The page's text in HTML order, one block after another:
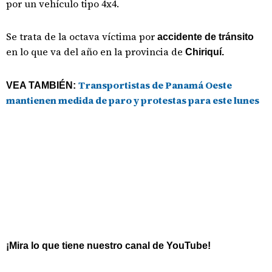
por un vehículo tipo 4x4.
Se trata de la octava víctima por accidente de tránsito
en lo que va del año en la provincia de Chiriquí.
VEA TAMBIÉN: Transportistas de Panamá Oeste
mantienen medida de paro y protestas para este lunes
¡Mira lo que tiene nuestro canal de YouTube!